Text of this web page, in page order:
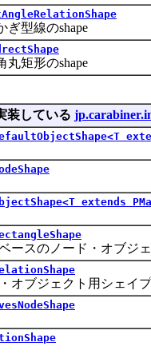
線のshape
形のshape
装している
extends
のノード・オブジェ
ジェクト用シェイプ